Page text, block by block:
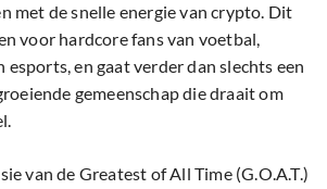
met de snelle energie van crypto. Dit
voor hardcore fans van voetbal,
esports, en gaat verder dan slechts een
gemeenschap die draait om
van de Greatest of All Time (G.O.A.T.)